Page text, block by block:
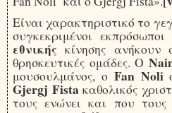
Είναι χαρακτηριστικό το
συγκεκριμένοι εκπρόσωποι
εθνικής κίνησης ανήκουν
θρησκευτικές ομάδες. Ο
μουσουλμάνος, ο Fan Noli
Gjergj Fistaκαθολικός
τους ενώνει και που τους